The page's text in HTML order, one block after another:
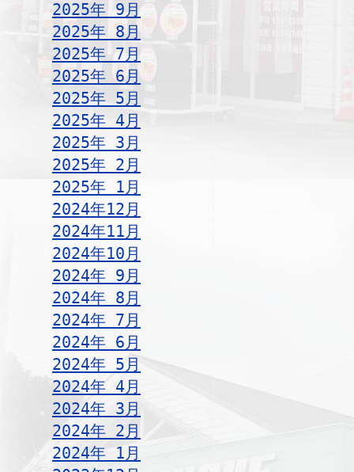
2025年 9月
2025年 8月
2025年 7月
2025年 6月
2025年 5月
2025年 4月
2025年 3月
2025年 2月
2025年 1月
2024年12月
2024年11月
2024年10月
2024年 9月
2024年 8月
2024年 7月
2024年 6月
2024年 5月
2024年 4月
2024年 3月
2024年 2月
2024年 1月